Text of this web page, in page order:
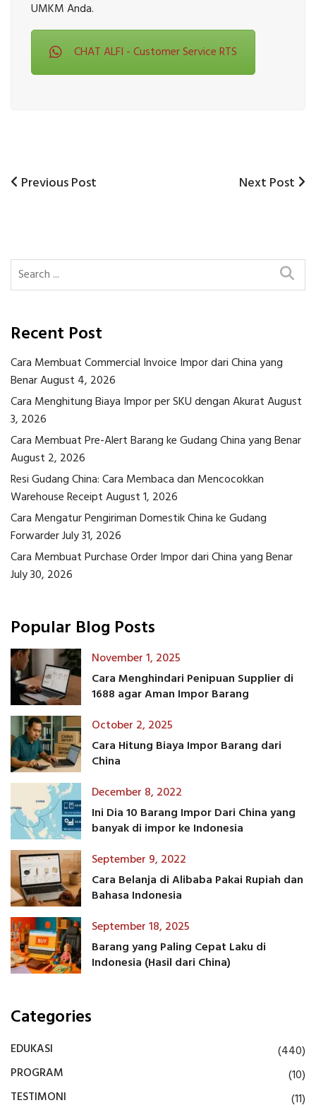
UMKM Anda.
CHAT ALFI - Customer Service RTS
Post
Previous
Previous Post
Next
Next Post
Recent Post
Cara Membuat Commercial Invoice Impor dari China yang
BenarAugust 4, 2026
Cara Menghitung Biaya Impor per SKU dengan AkuratAugust
3, 2026
Cara Membuat Pre-Alert Barang ke Gudang China yang Benar
August 2, 2026
Resi Gudang China: Cara Membaca dan Mencocokkan
Warehouse ReceiptAugust 1, 2026
Cara Mengatur Pengiriman Domestik China ke Gudang
ForwarderJuly 31, 2026
Cara Membuat Purchase Order Impor dari China yang Benar
July 30, 2026
Popular Blog Posts
November 1, 2025
Cara Menghindari Penipuan Supplier di
1688 agar Aman Impor Barang
October 2, 2025
Cara Hitung Biaya Impor Barang dari
China
December 8, 2022
Ini Dia 10 Barang Impor Dari China yang
banyak di impor ke Indonesia
September 9, 2022
Cara Belanja di Alibaba Pakai Rupiah dan
Bahasa Indonesia
September 18, 2025
Barang yang Paling Cepat Laku di
Indonesia (Hasil dari China)
Categories
EDUKASI
(440)
PROGRAM
(10)
TESTIMONI
(11)